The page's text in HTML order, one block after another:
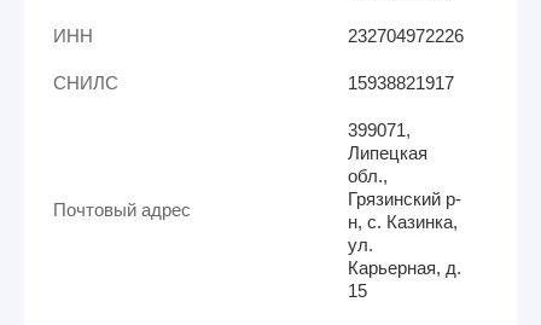
ИНН 232704972226
СНИЛС 15938821917
Почтовый адрес
399071,
Липецкая
обл.,
Грязинский р-
н, с. Казинка,
ул.
Карьерная, д.
15